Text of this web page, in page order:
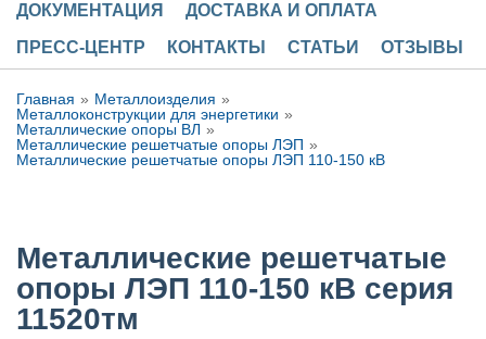
ДОКУМЕНТАЦИЯ
ДОСТАВКА И ОПЛАТА
ПРЕСС-ЦЕНТР
КОНТАКТЫ СТАТЬИ ОТЗЫВЫ
Главная
Металлоизделия
Металлоконструкции для энергетики
Металлические опоры ВЛ
Металлические решетчатые опоры ЛЭП
Металлические решетчатые опоры ЛЭП 110-150 кВ
Металлические решетчатые
опоры ЛЭП 110-150 кВ серия
11520тм